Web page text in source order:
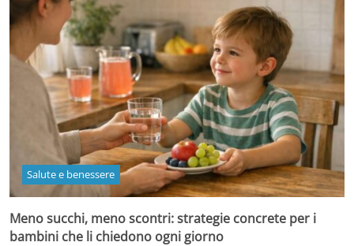
Salute e benessere
Meno succhi, meno scontri: strategie concrete per i
bambini che li chiedono ogni giorno